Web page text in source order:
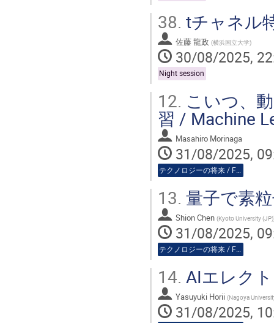
38. tチャネル
佐藤 龍政 (横浜国立大学)
30/08/2025,
Night session
12. こいつ、
習 / Machine
Masahiro Morinaga
31/08/2025,
テクノロジーの将来 / Future of Technologies
13. 量子で素
Shion Chen (Kyoto University (JP)
31/08/2025,
テクノロジーの将来 / Future of Technologies
14. AIエレク
Yasuyuki Horii (Nagoya
31/08/2025,